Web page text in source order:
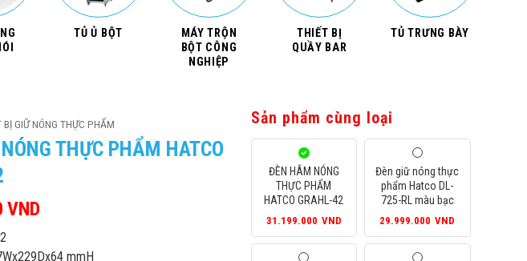
TỦ Ủ BỘT
MÁY TRỘN
BỘT CÔNG
NGHIỆP
THIẾT BỊ
QUẦY BAR
TỦ TRƯNG BÀY
BỊ GIỮ NÓNG THỰC PHẨM
THỰC PHẨM HATCO
VND
mmH
Sản phẩm cùng loại
ĐÈN HÂM NÓNG
THỰC PHẨM
HATCO GRAHL-42
31.199.000 VND
Đèn giữ nóng thực
phẩm Hatco DL-
725-RL màu bạc
29.999.000 VND